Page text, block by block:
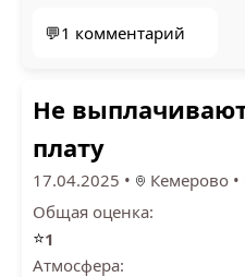
💬1 комментарий
Не
плату
17.04.2025 • Кемерово •
Общая оценка:
⭐1
Атмосфера: